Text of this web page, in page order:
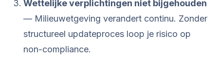
Wettelijke verplichtingen niet bijgehouden
— Milieuwetgeving verandert continu. Zonder
structureel updateproces loop je risico op
non-compliance.